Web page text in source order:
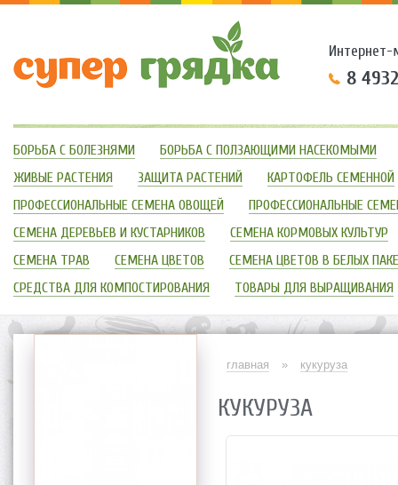
Интернет-
8
БОРЬБА С БОЛЕЗНЯМИ
БОРЬБА С ПОЛЗАЮЩИМИ НАСЕКОМЫМИ
ЖИВЫЕ РАСТЕНИЯ
ЗАЩИТА РАСТЕНИЙ
КАРТОФЕЛЬ СЕМЕННОЙ
ПРОФЕССИОНАЛЬНЫЕ СЕМЕНА ОВОЩЕЙ
ПРОФЕССИОНАЛЬНЫЕ
СЕМЕНА ДЕРЕВЬЕВ И КУСТАРНИКОВ
СЕМЕНА КОРМОВЫХ КУЛЬТУР
СЕМЕНА ТРАВ
СЕМЕНА ЦВЕТОВ
СЕМЕНА ЦВЕТОВ В БЕЛЫХ
СРЕДСТВА ДЛЯ КОМПОСТИРОВАНИЯ
ТОВАРЫ ДЛЯ ВЫРАЩИВАНИЯ
главная » кукуруза
КУКУРУЗА